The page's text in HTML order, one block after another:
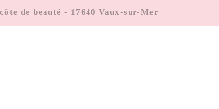
de beauté - 17640 Vaux-sur-Mer